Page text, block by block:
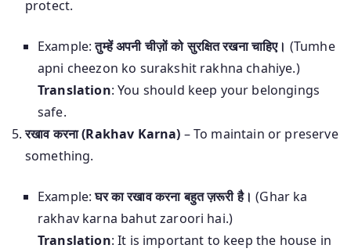
protect.
Example:तुम्हें अपनी चीज़ों को सुरक्षित रखना चाहिए। (Tumhe
apni cheezon ko surakshit rakhna chahiye.)
Translation: You should keep your belongings
safe.
रखाव करना (Rakhav Karna) – To maintain or preserve
something.
Example:घर का रखाव करना बहुत ज़रूरी है। (Ghar ka
rakhav karna bahut zaroori hai.)
Translation: It is important to keep the house in